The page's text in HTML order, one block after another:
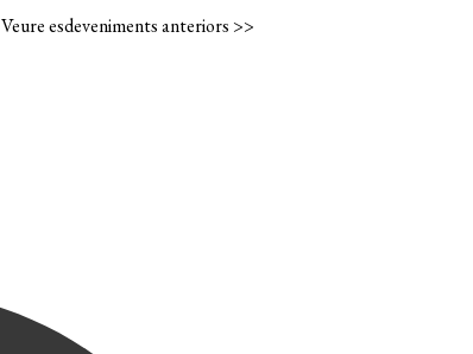
Veure esdeveniments anteriors >>